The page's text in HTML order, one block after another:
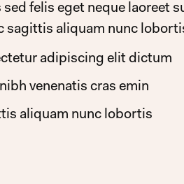
felis eget neque laoreet
sagittis aliquam nunc
adipiscing elit dictum
venenatis cras emin
aliquam nunc lobortis